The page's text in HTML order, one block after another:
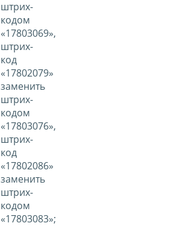
штрих-
кодом
«17803069»,
штрих-
код
«17802079»
заменить
штрих-
кодом
«17803076»,
штрих-
код
«17802086»
заменить
штрих-
кодом
«17803083»;